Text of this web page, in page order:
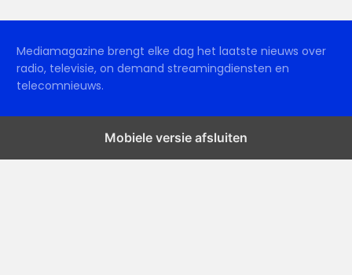
Mediamagazine brengt elke dag het laatste nieuws over
radio, televisie, on demand streamingdiensten en
telecomnieuws.
Mobiele versie afsluiten